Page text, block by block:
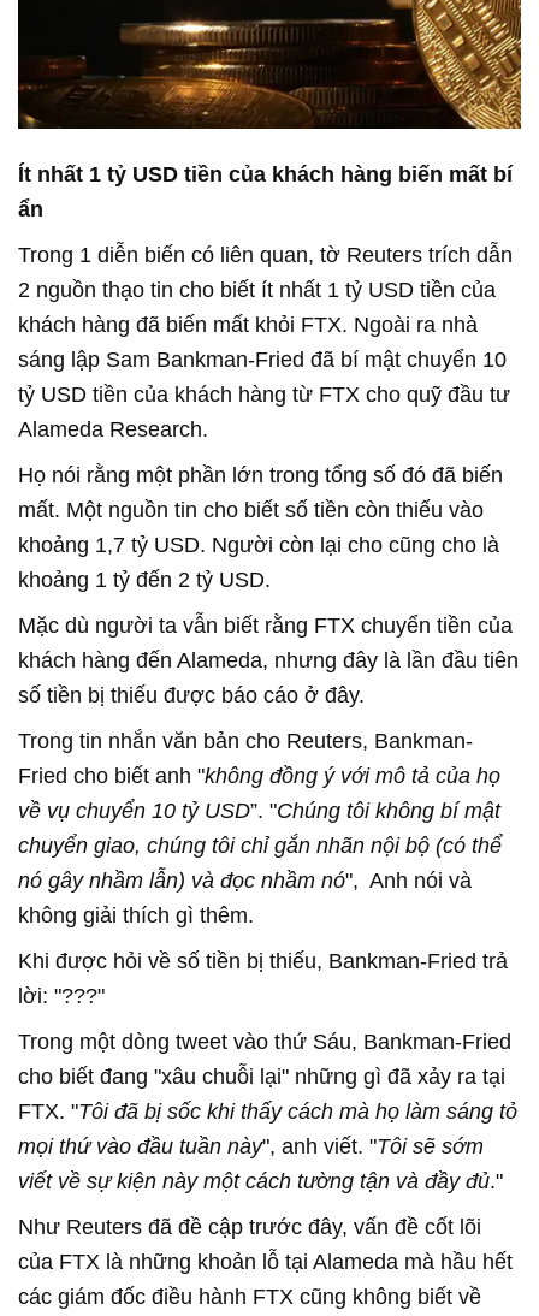
Ít nhất 1 tỷ USD tiền của khách hàng biến mất bí
ẩn
Trong 1 diễn biến có liên quan, tờ Reuters trích dẫn
2 nguồn thạo tin cho biết ít nhất 1 tỷ USD tiền của
khách hàng đã biến mất khỏi FTX. Ngoài ra nhà
sáng lập Sam Bankman-Fried đã bí mật chuyển 10
tỷ USD tiền của khách hàng từ FTX cho quỹ đầu tư
Alameda Research.
Họ nói rằng một phần lớn trong tổng số đó đã biến
mất. Một nguồn tin cho biết số tiền còn thiếu vào
khoảng 1,7 tỷ USD. Người còn lại cho cũng cho là
khoảng 1 tỷ đến 2 tỷ USD.
Mặc dù người ta vẫn biết rằng FTX chuyển tiền của
khách hàng đến Alameda, nhưng đây là lần đầu tiên
số tiền bị thiếu được báo cáo ở đây.
Trong tin nhắn văn bản cho Reuters, Bankman-
Fried cho biết anh "không đồng ý với mô tả của họ
về vụ chuyển 10 tỷ USD”. "Chúng tôi không bí mật
chuyển giao, chúng tôi chỉ gắn nhãn nội bộ (có thể
nó gây nhầm lẫn) và đọc nhầm nó", Anh nói và
không giải thích gì thêm.
Khi được hỏi về số tiền bị thiếu, Bankman-Fried trả
lời: "???"
Trong một dòng tweet vào thứ Sáu, Bankman-Fried
cho biết đang "xâu chuỗi lại" những gì đã xảy ra tại
FTX. "Tôi đã bị sốc khi thấy cách mà họ làm sáng tỏ
mọi thứ vào đầu tuần này", anh viết. "Tôi sẽ sớm
viết về sự kiện này một cách tường tận và đầy đủ."
Như Reuters đã đề cập trước đây, vấn đề cốt lõi
của FTX là những khoản lỗ tại Alameda mà hầu hết
các giám đốc điều hành FTX cũng không biết về